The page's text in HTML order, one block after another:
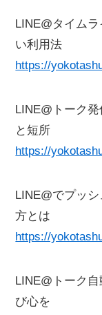
LINE@タイム
い利用法
https://
LINE@トーク
と短所
https://
LINE@でプッ
方とは
https://
LINE@トーク
び心を